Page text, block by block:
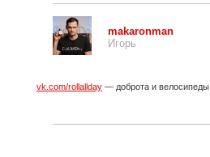
makaronman
Игорь
vk.com/rollallday — доброта и велосипеды